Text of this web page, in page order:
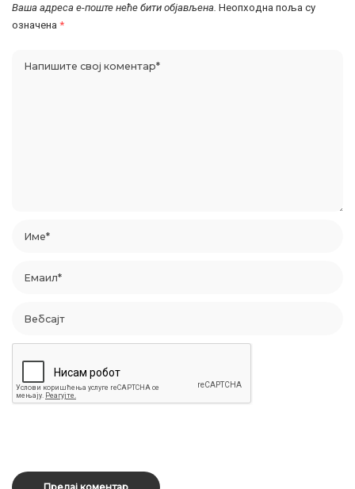
Ваша адреса е-поште неће бити објављена. Неопходна поља су
означена *